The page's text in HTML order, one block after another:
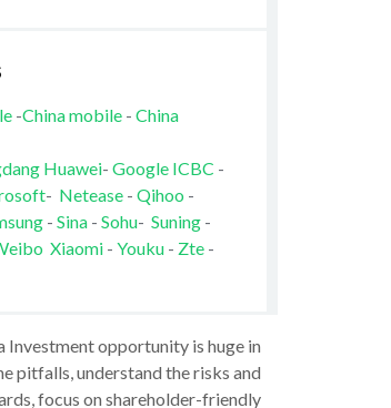
-China mobile- China
Huawei- Google ICBC -
- Netease- Qihoo -
- Sina- Sohu- Suning-
Xiaomi- Youku - Zte-
Investment opportunity is huge in
pitfalls, understand the risks and
focus on shareholder-friendly